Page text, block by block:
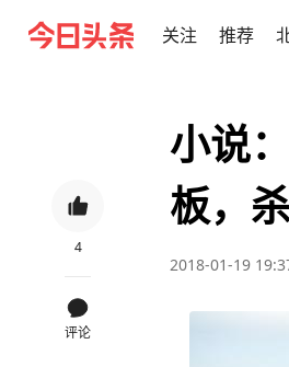
关注 推荐
4
评论
小说
板，
2018-01-19